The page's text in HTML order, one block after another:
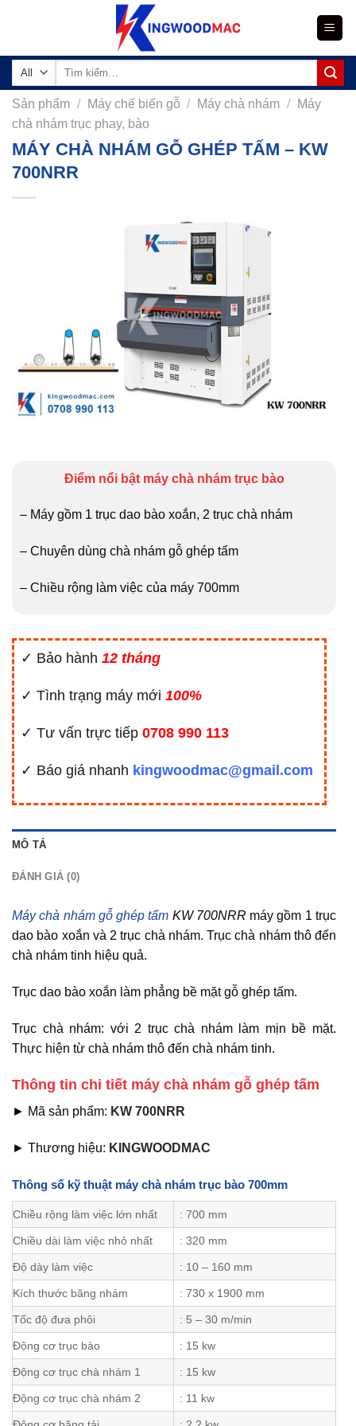
Tìm
Sản phẩm / Máy chế biến gỗ / Máy chà nhám /
Máy
chà nhám trục phay, bào
MÁY CHÀ NHÁM GỖ GHÉP TẤM – KW
700NRR
Điểm nổi bật máy chà nhám trục bào
– Máy gồm 1 trục dao bào xoắn, 2 trục chà nhám
– Chuyên dùng chà nhám gỗ ghép tấm
– Chiều rộng làm việc của máy 700mm
✓ Bảo hành 12 tháng
✓ Tình trạng máy mới 100%
✓ Tư vấn trực tiếp 0708 990 113
✓ Báo giá nhanh kingwoodmac@gmail.com
MÔ TẢ
ĐÁNH GIÁ (0)
Máy chà nhám gỗ ghép tấm KW 700NRR máy gồm 1 trục
dao bào xoắn và 2 trục chà nhám. Trục chà nhám thô đến
chà nhám tinh hiệu quả.
Trục dao bào xoắn làm phẳng bề mặt gỗ ghép tấm.
Trục chà nhám: với 2 trục chà nhám làm mịn bề mặt.
Thực hiện từ chà nhám thô đến chà nhám tinh.
Thông tin chi tiết máy chà nhám gỗ ghép tấm
► Mã sản phẩm: KW 700NRR
► Thương hiệu: KINGWOODMAC
Thông số kỹ thuật máy chà nhám trục bào 700mm
Chiều rộng làm việc lớn nhất : 700 mm
Chiều dài làm việc nhỏ nhất : 320 mm
Độ dày làm việc : 10 – 160 mm
Kích thước băng nhám : 730 x 1900 mm
Tốc độ đưa phôi : 5 – 30 m/min
Động cơ trục bào : 15 kw
Động cơ trục chà nhám 1 : 15 kw
Động cơ trục chà nhám 2 : 11 kw